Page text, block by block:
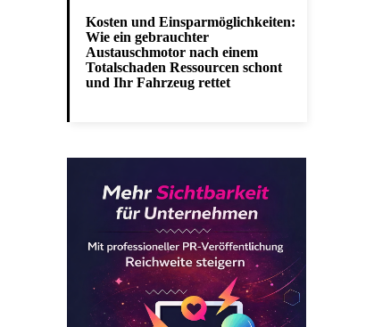
Kosten und Einsparmöglichkeiten:
Wie ein gebrauchter
Austauschmotor nach einem
Totalschaden Ressourcen schont
und Ihr Fahrzeug rettet